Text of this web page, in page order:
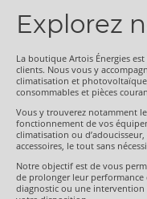
Explorez
La boutique Artois Énergies
clients. Nous vous y
climatisation et
consommables et pièces
Vous y trouverez notamment
fonctionnement de vos
climatisation ou
accessoires, le tout sans
Notre objectif est de vous
de prolonger leur performance
diagnostic ou une